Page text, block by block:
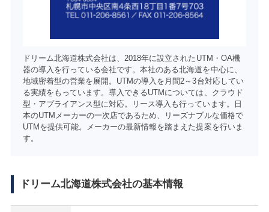
ドリーム北海道株式会社は、2018年に設立されたUTM・OA機
器の導入を行っている会社です。本社のある北海道を中心に、
地域密着型の営業を展開。UTMの導入を月間2～3台対応してい
る実績をもっています。導入できるUTMについては、クラウド
型・アプライアンス型に対応。リース導入も行っています。日
本のUTMメーカーの一次店であるため、リーズナブルな価格で
UTMを提供可能。メーカーの最新情報を踏まえた提案を行いま
す。
ドリーム北海道株式会社の基本情報